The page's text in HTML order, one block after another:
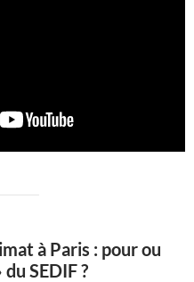
à Paris : pour ou
SEDIF ?